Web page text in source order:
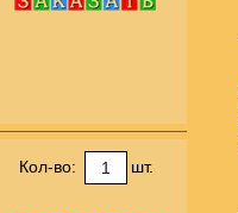
Кол-во: шт.